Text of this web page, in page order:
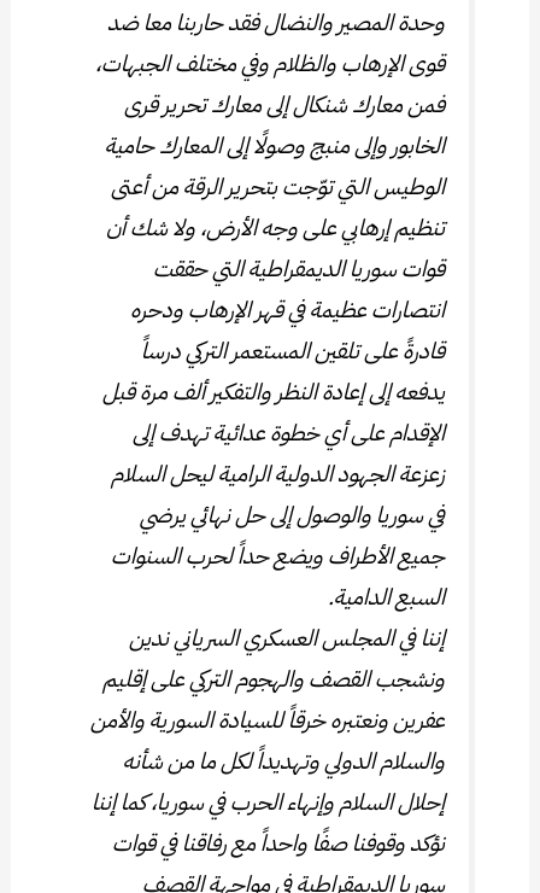
وحدة المصير والنضال فقد حاربنا معا ضد
قوى الإرهاب والظلام وفي مختلف الجبهات،
فمن معارك شنكال إلى معارك تحرير قرى
الخابور وإلى منبج وصولًا إلى المعارك حامية
الوطيس التي توّجت بتحرير الرقة من أعتى
تنظيم إرهابي على وجه الأرض، ولا شك أن
قوات سوريا الديمقراطية التي حققت
انتصارات عظيمة في قهر الإرهاب ودحره
قادرةً على تلقين المستعمر التركي درساً
يدفعه إلى إعادة النظر والتفكير ألف مرة قبل
الإقدام على أي خطوة عدائية تهدف إلى
زعزعة الجهود الدولية الرامية ليحل السلام
في سوريا والوصول إلى حل نهائي يرضي
جميع الأطراف ويضع حداً لحرب السنوات
السبع الدامية.
إننا في المجلس العسكري السرياني ندين
ونشجب القصف والهجوم التركي على إقليم
عفرين ونعتبره خرقاً للسيادة السورية والأمن
والسلام الدولي وتهديداً لكل ما من شأنه
إحلال السلام وإنهاء الحرب في سوريا، كما إننا
نؤكد وقوفنا صفًا واحداً مع رفاقنا في قوات
سوريا الديمقراطية في مواجهة القصف